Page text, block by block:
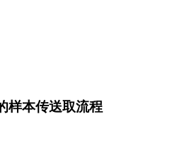
样本传送取流程​